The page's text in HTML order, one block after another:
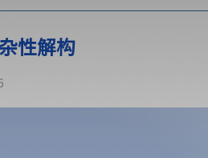
性解构